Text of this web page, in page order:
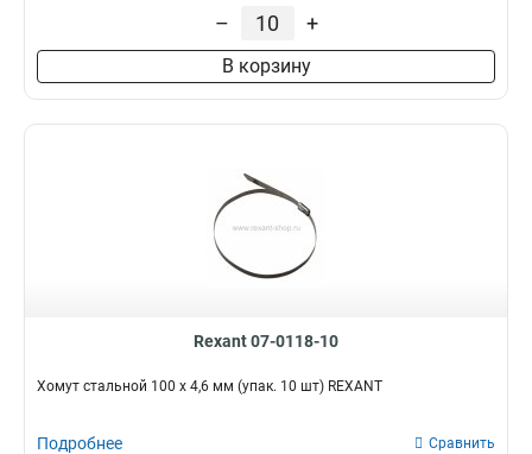
– +
В корзину
Rexant 07-0118-10
Хомут стальной 100 x 4,6 мм (упак. 10 шт) REXANT
Подробнее Сравнить